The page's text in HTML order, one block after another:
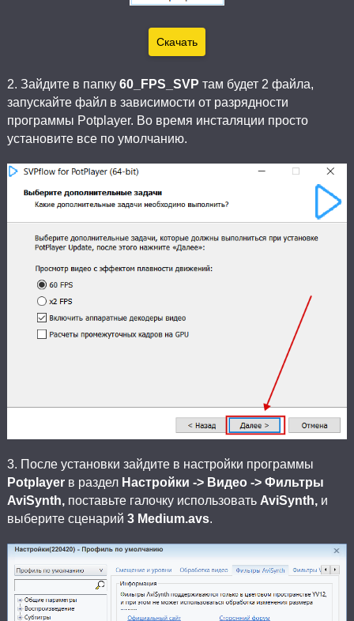
Скачать
2. Зайдите в папку 60_FPS_SVP там будет 2 файла,
запускайте файл в зависимости от разрядности
программы Potplayer. Во время инсталяции просто
установите все по умолчанию.
3. После установки зайдите в настройки программы
Potplayer в раздел Настройки -> Видео -> Фильтры
AviSynth,поставьте галочку использовать AviSynth,и
выберите сценарий 3 Medium.avs.